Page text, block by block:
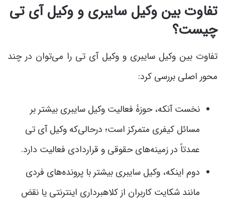
تفاوت بین وکیل سایبری و وکیل آی تی
چیست؟
تفاوت بین وکیل سایبری و وکیل آی تی را می‌توان در چند
محور اصلی بررسی کرد:
نخست آنکه، حوزۀ فعالیت وکیل سایبری بیشتر بر
مسائل کیفری متمرکز است؛ درحالی‌که وکیل آی تی
عمدتاً در زمینه‌های حقوقی و قراردادی فعالیت دارد.
دوم اینکه، وکیل سایبری بیشتر با پرونده‌های فردی
مانند شکایت کاربران از کلاهبرداری اینترنتی یا نقض